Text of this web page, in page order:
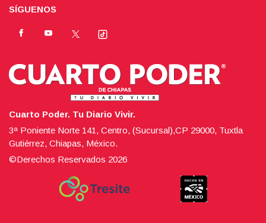
SÍGUENOS
Cuarto Poder. Tu Diario Vivir.
3ª Poniente Norte 141, Centro, (Sucursal),CP 29000, Tuxtla
Gutiérrez, Chiapas, México.
©Derechos Reservados 2026